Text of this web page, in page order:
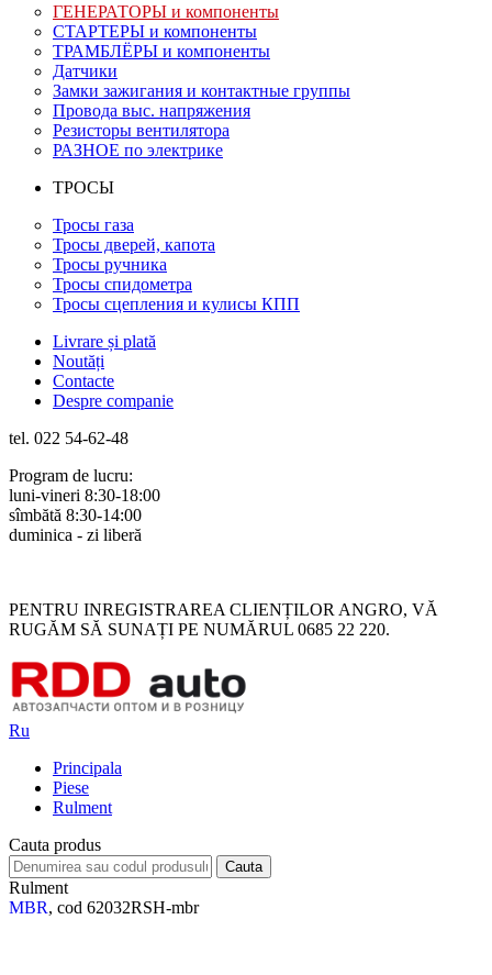
ГЕНЕРАТОРЫ и компоненты
СТАРТЕРЫ и компоненты
ТРАМБЛЁРЫ и компоненты
Датчики
Замки зажигания и контактные группы
Провода выс. напряжения
Резисторы вентилятора
РАЗНОЕ по электрике
ТРОСЫ
Тросы газа
Тросы дверей, капота
Тросы ручника
Тросы спидометра
Тросы сцепления и кулисы КПП
Livrare și plată
Noutăți
Contacte
Despre companie
tel. 022 54-62-48
Program de lucru:
luni-vineri 8:30-18:00
sîmbătă 8:30-14:00
duminica - zi liberă
PENTRU INREGISTRAREA CLIENȚILOR ANGRO, VĂ
RUGĂM SĂ SUNAȚI PE NUMĂRUL 0685 22 220.
Ru
Principala
Piese
Rulment
Cauta produs
Rulment
MBR, cod 62032RSH-mbr